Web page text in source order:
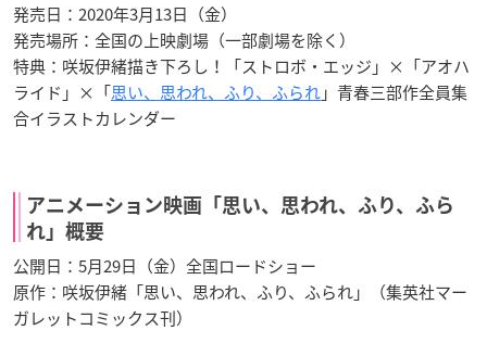
発売日：2020年3月13日（金）
発売場所：全国の上映劇場（一部劇場を除く）
特典：咲坂伊緒描き下ろし！「ストロボ・エッジ」×「アオハ
ライド」×「思い、思われ、ふり、ふられ」青春三部作全員集
合イラストカレンダー
アニメーション映画「思い、思われ、ふり、ふら
れ」概要
公開日：5月29日（金）全国ロードショー
原作：咲坂伊緒「思い、思われ、ふり、ふられ」（集英社マー
ガレットコミックス刊）